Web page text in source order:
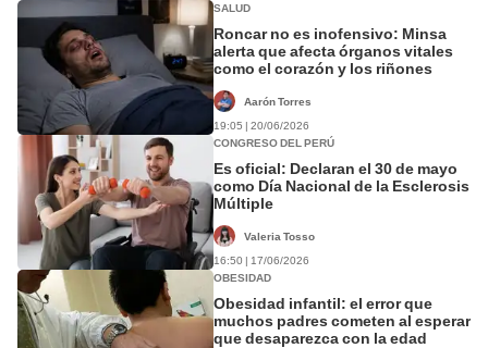
SALUD
Roncar no es inofensivo: Minsa
alerta que afecta órganos vitales
como el corazón y los riñones
Aarón Torres
19:05 | 20/06/2026
CONGRESO DEL PERÚ
Es oficial: Declaran el 30 de mayo
como Día Nacional de la Esclerosis
Múltiple
Valeria Tosso
16:50 | 17/06/2026
OBESIDAD
Obesidad infantil: el error que
muchos padres cometen al esperar
que desaparezca con la edad